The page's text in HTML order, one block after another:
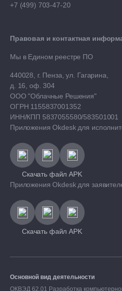
Правовая и контактная
Мы в Едином реестре ПО
440028, г. Пенза, ул. Гагарина,
д. 16, оф. 304
ООО "Облачные Решения"
ОГРН 1155837001352
ИНН/КПП 5837055580/583501001
Приложения Okdesk для
Скачать файл APK
Приложения Okdesk для
Скачать файл APK
+7 (499) 703-47-20
Основной вид деятельности
ОКВЭД 62.01 Разработка